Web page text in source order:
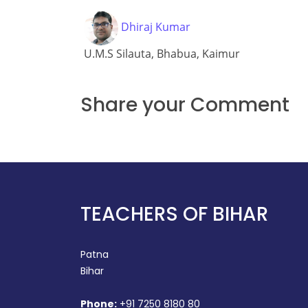
Dhiraj Kumar
U.M.S Silauta, Bhabua, Kaimur
Share your Comment
TEACHERS OF BIHAR
Patna
Bihar
Phone: +91 7250 8180 80